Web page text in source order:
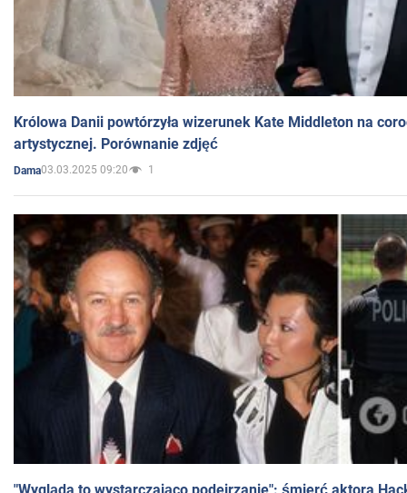
Królowa Danii powtórzyła wizerunek Kate Middleton na
artystycznej. Porównanie zdjęć
Dama03.03.2025 09:20 1